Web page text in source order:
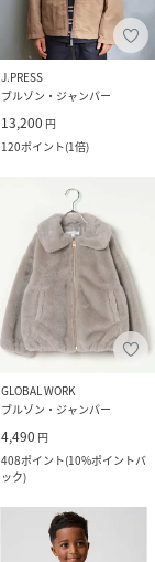
J.PRESS
ブルゾン・ジャンパー
13,200 円
120ポイント(1倍)
GLOBAL WORK
ブルゾン・ジャンパー
4,490 円
408ポイント(10%ポイントバ
ック)